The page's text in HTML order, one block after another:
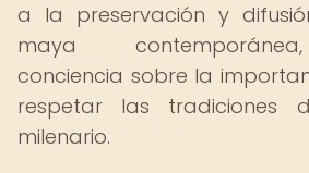
a la preservación y
maya
conciencia sobre la
respetar las tradiciones
milenario.